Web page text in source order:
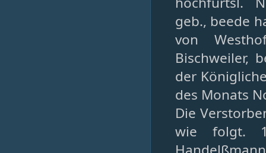
geb., beede
von
Bischweiler,
der
des Monats
Die
wie folgt.